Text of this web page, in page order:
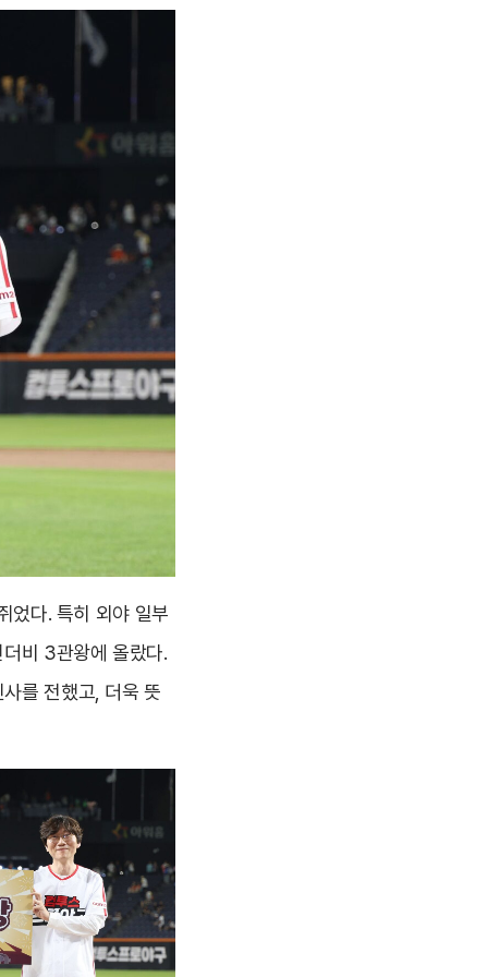
었다. 특히 외야 일부
더비 3관왕에 올랐다.
를 전했고, 더욱 뜻